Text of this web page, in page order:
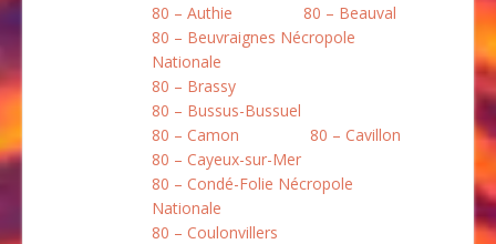
80 – Authie
80 – Beauval
80 – Beuvraignes Nécropole
Nationale
80 – Brassy
80 – Bussus-Bussuel
80 – Camon
80 – Cavillon
80 – Cayeux-sur-Mer
80 – Condé-Folie Nécropole
Nationale
80 – Coulonvillers